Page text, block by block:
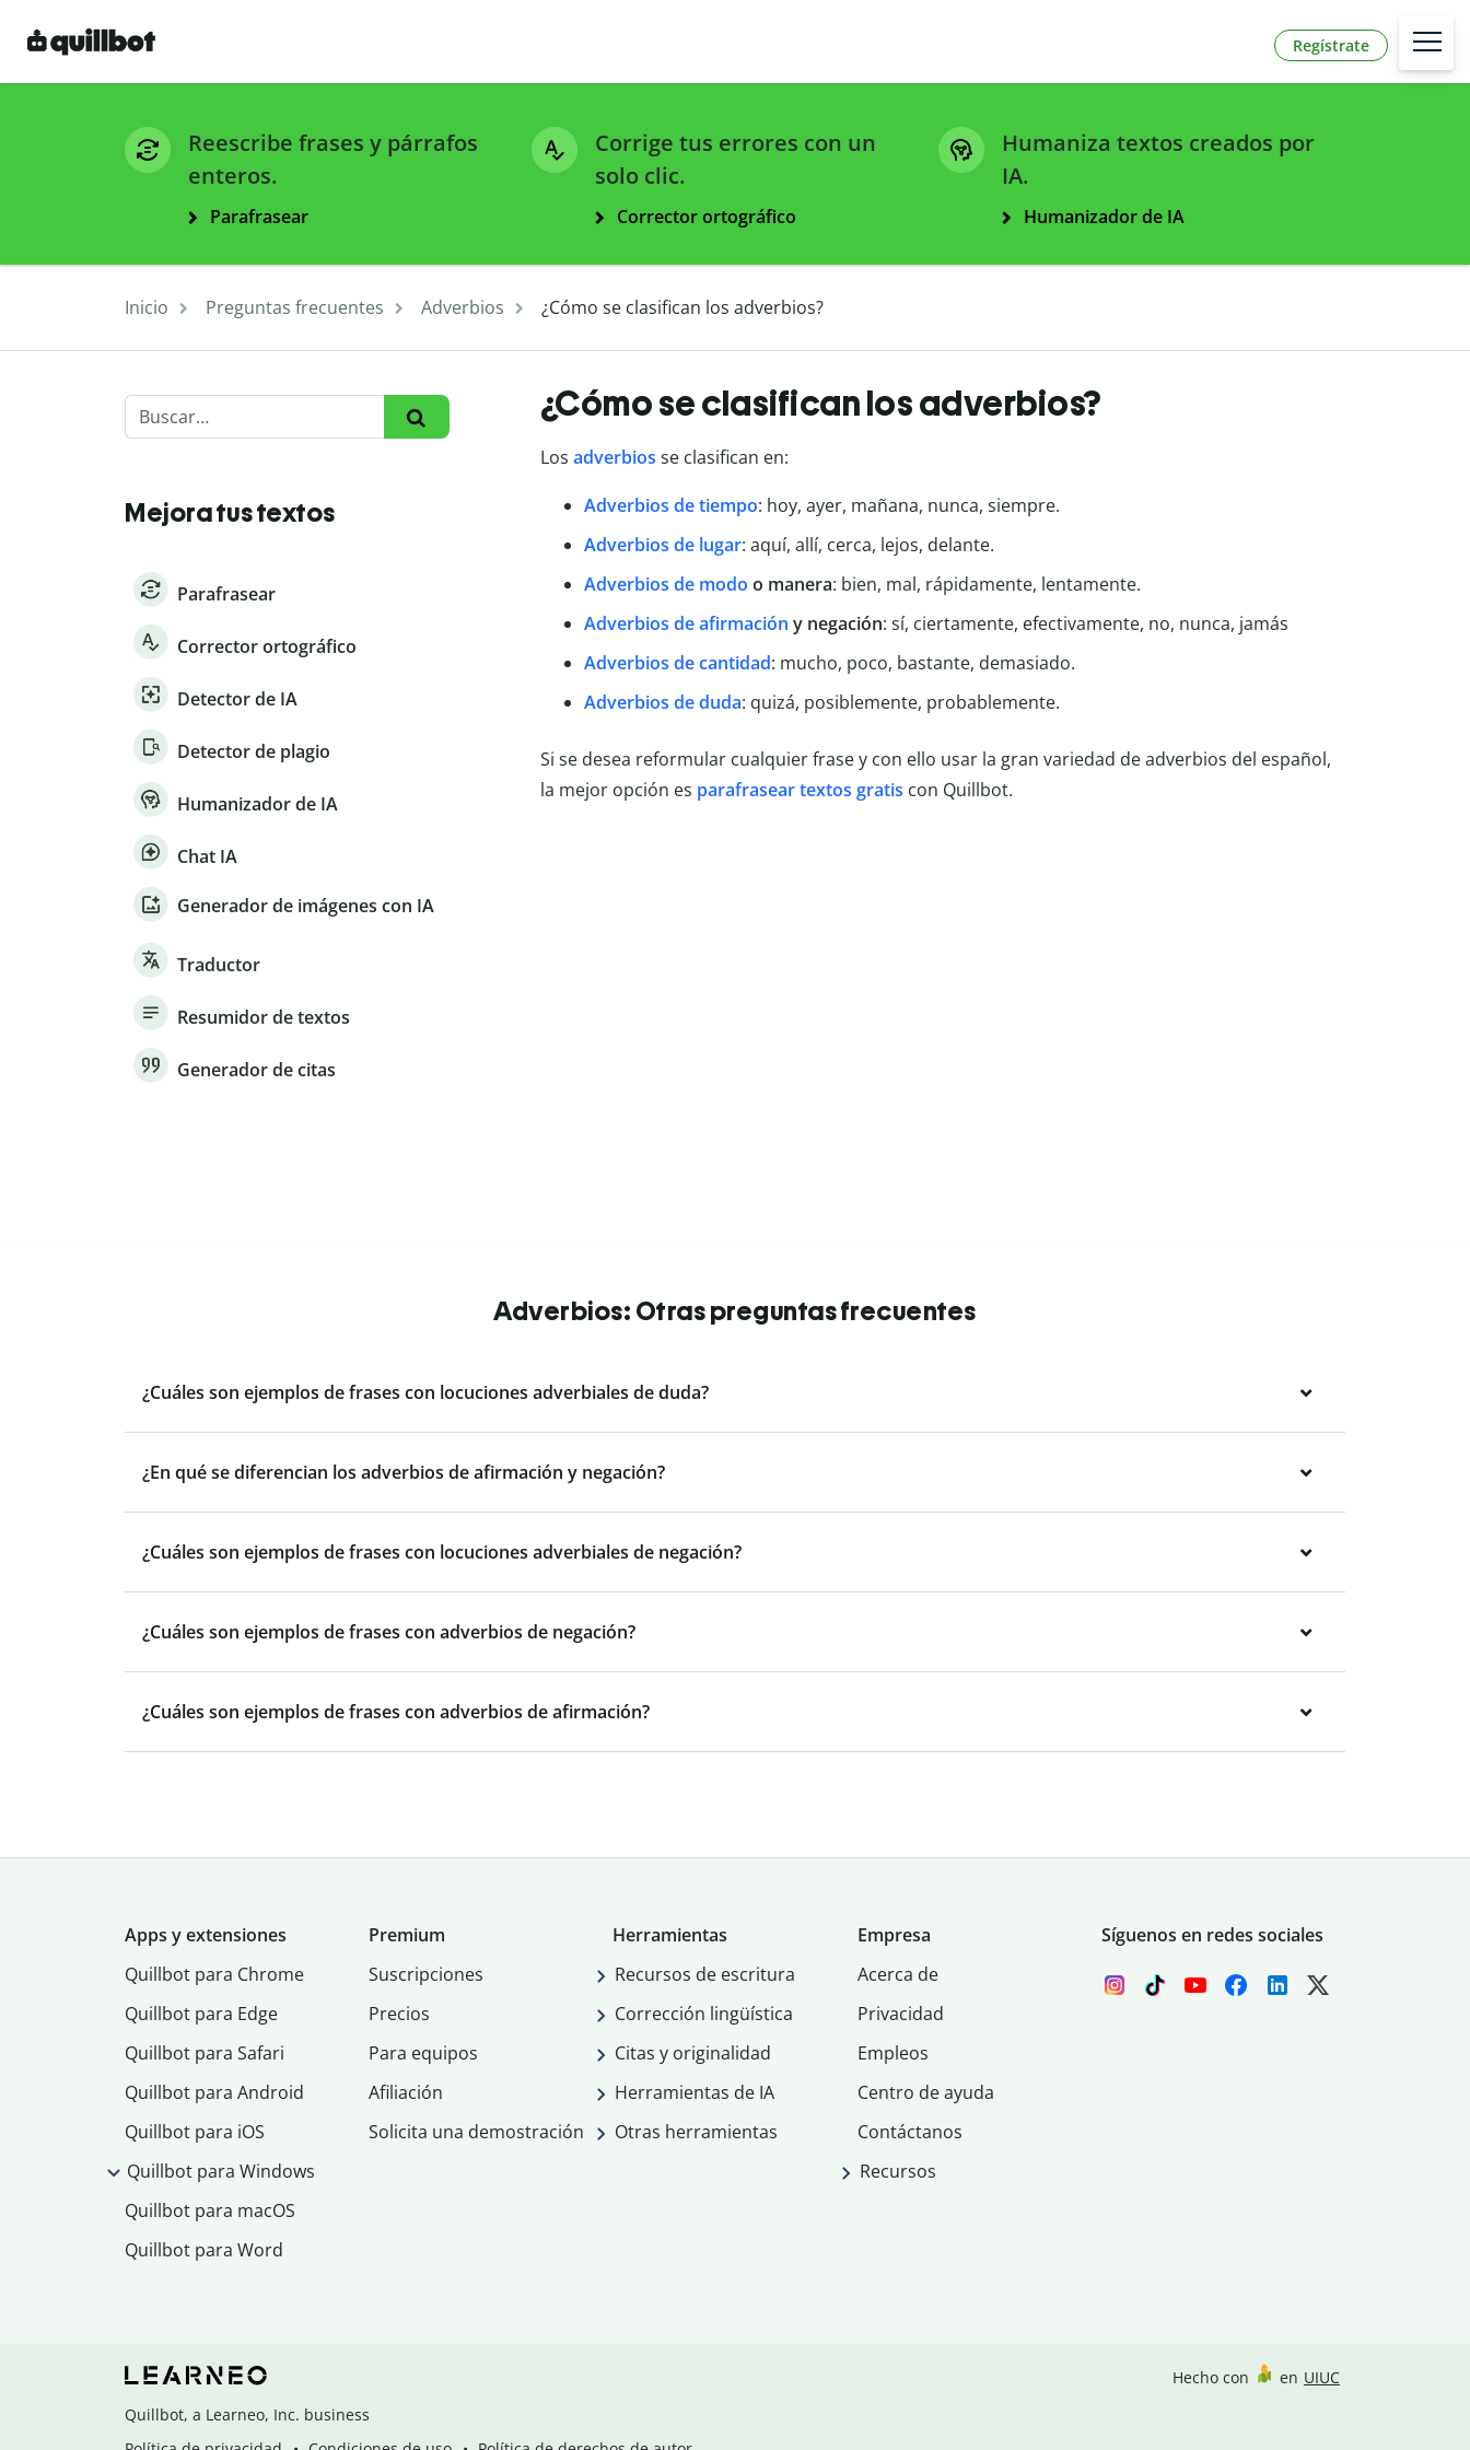
Regístrate
Reescribe frases y párrafos
enteros.
Parafrasear
Corrige tus errores con un
solo clic.
Corrector ortográfico
Humaniza textos creados por
IA.
Humanizador de IA
Inicio Preguntas frecuentes Adverbios ¿Cómo se clasifican los adverbios?
Mejora tus textos
Parafrasear
Corrector ortográfico
Detector de IA
Detector de plagio
Humanizador de IA
Chat IA
Generador de imágenes con IA
Traductor
Resumidor de textos
Generador de citas
¿Cómo se clasifican los adverbios?
Los adverbios se clasifican en:
Adverbios de tiempo: hoy, ayer, mañana, nunca, siempre.
Adverbios de lugar: aquí, allí, cerca, lejos, delante.
Adverbios de modo o manera: bien, mal, rápidamente, lentamente.
Adverbios de afirmación y negación: sí, ciertamente, efectivamente, no, nunca, jamás
Adverbios de cantidad: mucho, poco, bastante, demasiado.
Adverbios de duda: quizá, posiblemente, probablemente.
Si se desea reformular cualquier frase y con ello usar la gran variedad de adverbios del español,
la mejor opción es parafrasear textos gratis con Quillbot.
Adverbios: Otras preguntas frecuentes
¿Cuáles son ejemplos de frases con locuciones adverbiales de duda?
¿En qué se diferencian los adverbios de afirmación y negación?
¿Cuáles son ejemplos de frases con locuciones adverbiales de negación?
¿Cuáles son ejemplos de frases con adverbios de negación?
¿Cuáles son ejemplos de frases con adverbios de afirmación?
Apps y extensiones
Quillbot para Chrome
Quillbot para Edge
Quillbot para Safari
Quillbot para Android
Quillbot para iOS
Quillbot para Windows
Quillbot para macOS
Quillbot para Word
Premium
Suscripciones
Precios
Para equipos
Afiliación
Solicita una demostración
Herramientas
Recursos de escritura
Corrección lingüística
Citas y originalidad
Herramientas de IA
Otras herramientas
Empresa
Acerca de
Privacidad
Empleos
Centro de ayuda
Contáctanos
Recursos
Síguenos en redes sociales
Quillbot, a Learneo, Inc. business
Hecho con en UIUC